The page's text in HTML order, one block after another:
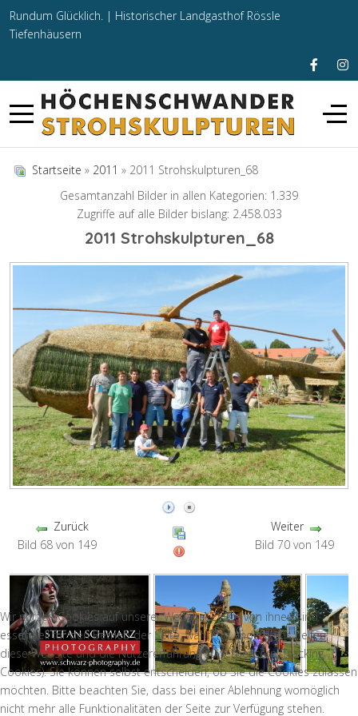
Rundum Glücklich. | Historischer Landgasthof Rössle
Tiefenhäusern
Startseite » 2011 » 2011 Strohskulpturen_68
Gesamtanzahl Bilder in allen Kategorien: 1.339
Zugriffe auf alle Bilder bislang: 2.458.033
2011 Strohskulpturen_68
Zurück
Bild 68 von 149
Weiter
Bild 70 von 149
Wir nutzen Cookies auf unserer Website. Einige von ihnen sind
essenziell für den Betrieb der Seite, während andere uns helfen,
diese Website und die Nutzererfahrung zu verbessern (Tracking
Cookies). Sie können selbst entscheiden, ob Sie die Cookies zulassen
möchten. Bitte beachten Sie, dass bei einer Ablehnung womöglich
nicht mehr alle Funktionalitäten der Seite zur Verfügung stehen.